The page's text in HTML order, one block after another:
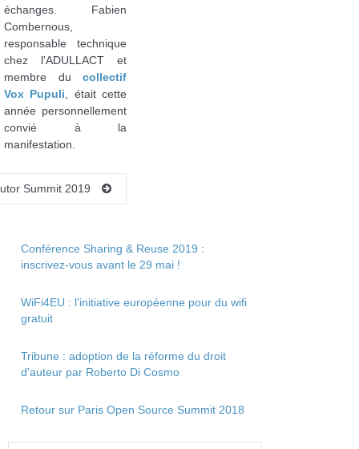
échanges. Fabien
Combernous,
responsable technique
chez l'ADULLACT et
membre du collectif
Vox Pupuli , était cette
année personnellement
convié à la
manifestation.
Summit 2019
Conférence Sharing & Reuse 2019 :
inscrivez-vous avant le 29 mai !
WiFi4EU : l'initiative européenne pour du wifi
gratuit
Tribune : adoption de la réforme du droit
d'auteur par Roberto Di Cosmo
Retour sur Paris Open Source Summit 2018